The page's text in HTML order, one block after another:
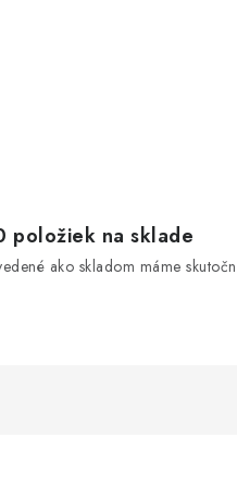
i
položiek na sklade
ako skladom máme